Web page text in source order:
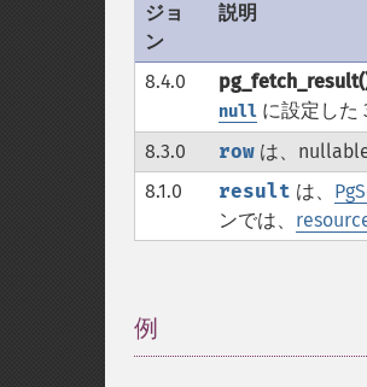
ジョ
ン
説明
8.4.0
null に設定した
8.3.0
row は、
8.1.0
result は、
ンでは、
例